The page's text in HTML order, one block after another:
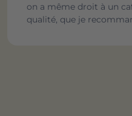
on a même droit à un
qualité, que je